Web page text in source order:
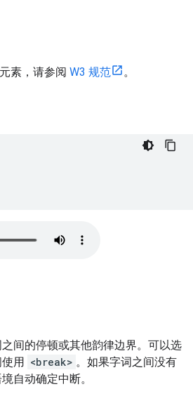
元素，请参阅 W3 规范 。
间的停顿或其他韵律边界。可以选
用 <break> 。如果字词之间没有
自动确定中断。